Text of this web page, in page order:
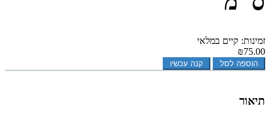
זמינות: קיים במלאי
₪75.00
הוספה לסל קנה עכשיו
תיאור